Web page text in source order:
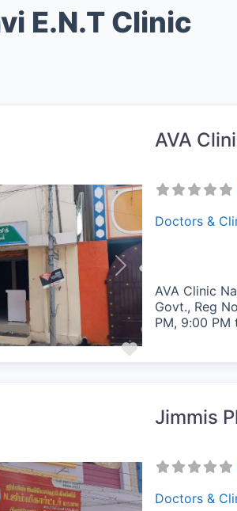
E.N.T Clinic
Favorite
Next
AVA
Doctors &
AVA Clinic
Govt., Reg
PM, 9:00 PM
Jimmis
Doctors &